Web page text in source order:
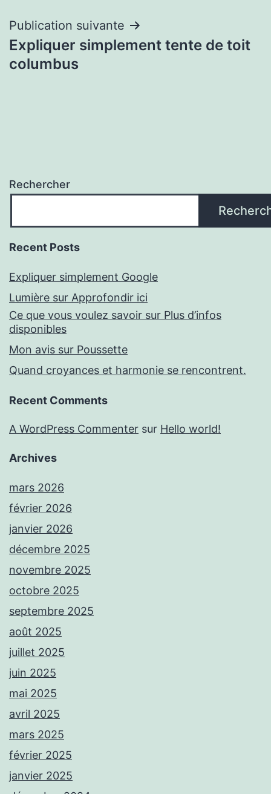
Publication suivante
Expliquer simplement tente de toit
columbus
Rechercher
Recent Posts
Expliquer simplement Google
Lumière sur Approfondir ici
Ce que vous voulez savoir sur Plus d’infos
disponibles
Mon avis sur Poussette
Quand croyances et harmonie se rencontrent.
Recent Comments
A WordPress Commenter sur Hello world!
Archives
mars 2026
février 2026
janvier 2026
décembre 2025
novembre 2025
octobre 2025
septembre 2025
août 2025
juillet 2025
juin 2025
mai 2025
avril 2025
mars 2025
février 2025
janvier 2025